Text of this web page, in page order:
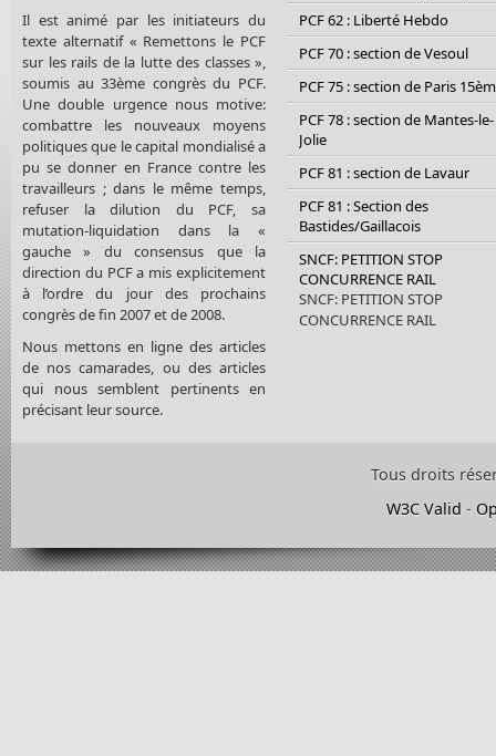
Il est animé par les initiateurs du
texte alternatif « Remettons le PCF
sur les rails de la lutte des classes »,
soumis au 33ème congrès du PCF.
Une double urgence nous motive:
combattre les nouveaux moyens
politiques que le capital mondialisé a
pu se donner en France contre les
travailleurs ; dans le même temps,
refuser la dilution du PCF, sa
mutation-liquidation dans la «
gauche » du consensus que la
direction du PCF a mis explicitement
à l’ordre du jour des prochains
congrès de fin 2007 et de 2008.
Nous mettons en ligne des articles
de nos camarades, ou des articles
qui nous semblent pertinents en
précisant leur source.
PCF 62 : Liberté Hebdo
PCF 70 : section de Vesoul
PCF 75 : section de Paris
PCF 78 : section de Mantes-le-
Jolie
PCF 81 : section de Lavaur
PCF 81 : Section des
Bastides/Gaillacois
SNCF: PETITION STOP
CONCURRENCE RAIL
SNCF: PETITION STOP
CONCURRENCE RAIL
Tous droits
W3C Valid -